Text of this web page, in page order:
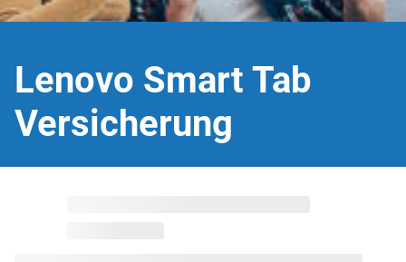
Lenovo Smart Tab
Versicherung